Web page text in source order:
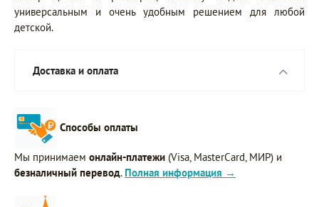
универсальным и очень удобным решением для любой
детской.
Доставка и оплата
Способы оплаты
Мы принимаем онлайн-платежи (Visa, MasterCard, МИР) и
безналичный перевод. Полная информация →